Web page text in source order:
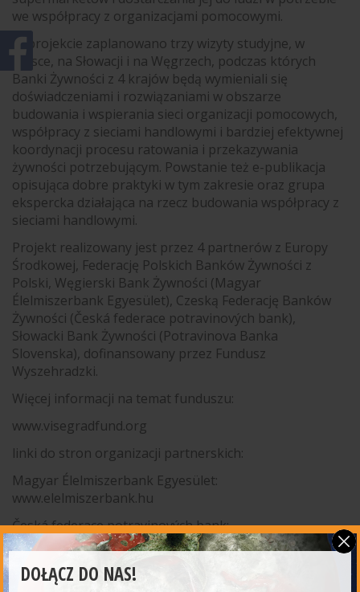
we współpracy z organizacjami pomocowymi.
W projekcie zaplanowano trzy wizyty studyjne, w
Polsce, na Słowacji i na Węgrzech, podczas których
Banki Żywności z 4 krajów będą wymieniali się
doświadczeniami i rozwiązaniami w obszarze
budowania i wspierania sieci organizacji pomocowych,
współpracy z sieciami handlowymi i bardziej efektywnej
koordynacji procesu ratowania i przekazywania
żywności potrzebującym. Powstanie też e-publikacja
opisująca dobre praktyki w tym zakresie oraz grupa
ekspercka działająca na rzecz budowania współpracy z
sieciami handlowymi.
Projekt realizowany jest przez 4 partnerów z Europy
Środkowej, Federację Polskich Banków Żywności z
Polski, Węgierski Bank Żywności (Magyar
Élelmiszerbank Egyesület), Czeską Federację Banków
Żywności (Česká federace potravinových bank),
Słowacki Bank Żywności (Potravinova Banka
Slovenska), dofinansowany przez Fundusz
Wyszehradzki.
Więcej informacji na temat funduszu:
www.visegradfund.org
linki do stron organizacji partnerskich:
Magyar Élelmiszerbank Egyesület:
www.elelmiszerbank.hu
Česká federace potravinových bank:
www.potravinovabanka.cz
Potravinova Banka Slovenska http://www.pbs.sk/09
DOŁĄCZ DO NAS!